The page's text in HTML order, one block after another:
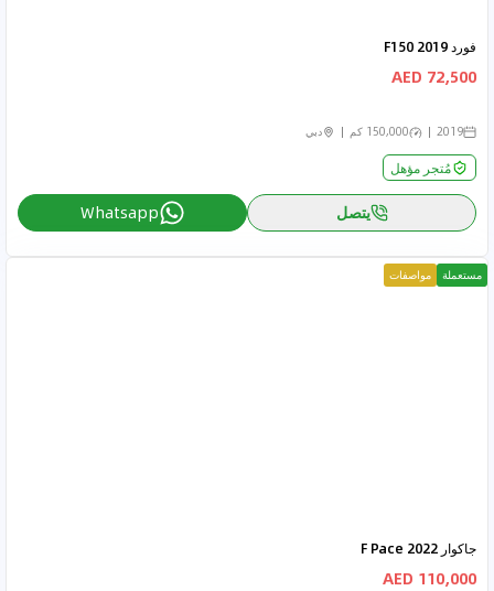
فورد F150 2019
72,500 AED
2019 150,000 كم دبي
مُتجر مؤهل
يتصل Whatsapp
مستعملة مواصفات
جاكوار F Pace 2022
110,000 AED